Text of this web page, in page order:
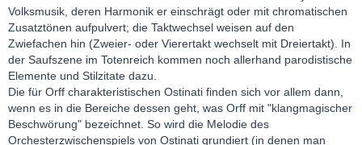
Volksmusik, deren Harmonik er einschrägt oder mit chromatischen
Zusatztönen aufpulvert; die Taktwechsel weisen auf den
Zwiefachen hin (Zweier- oder Vierertakt wechselt mit Dreiertakt). In
der Saufszene im Totenreich kommen noch allerhand parodistische
Elemente und Stilzitate dazu.
Die für Orff charakteristischen Ostinati finden sich vor allem dann,
wenn es in die Bereiche dessen geht, was Orff mit "klangmagischer
Beschwörung" bezeichnet. So wird die Melodie des
Orchesterzwischenspiels von Ostinati grundiert (in denen man